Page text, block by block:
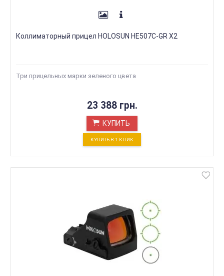
Коллиматорный прицел HOLOSUN HE507C-GR X2
Три прицельных марки зеленого цвета
23 388 грн.
КУПИТЬ
КУПИТЬ В 1 КЛИК